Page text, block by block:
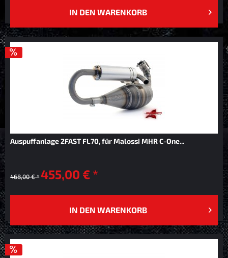
IN DEN WARENKORB
Auspuffanlage 2FAST FL70, für Malossi MHR C-One...
468,00 € * 455,00 € *
IN DEN WARENKORB